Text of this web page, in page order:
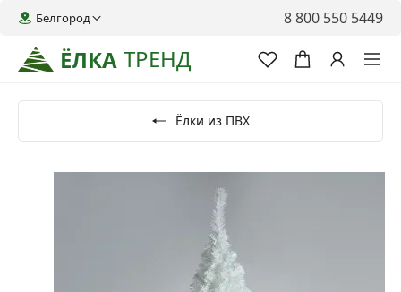
ЁЛКА ТРЕНД
Белгород 8 800 550 5449
Ёлки из ПВХ